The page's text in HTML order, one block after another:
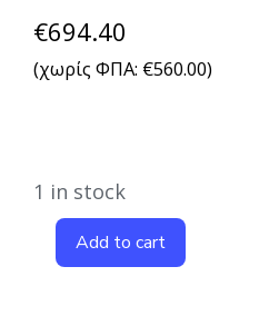
€694.40
(χωρίς ΦΠΑ: €560.00)
1 in stock
Add to cart